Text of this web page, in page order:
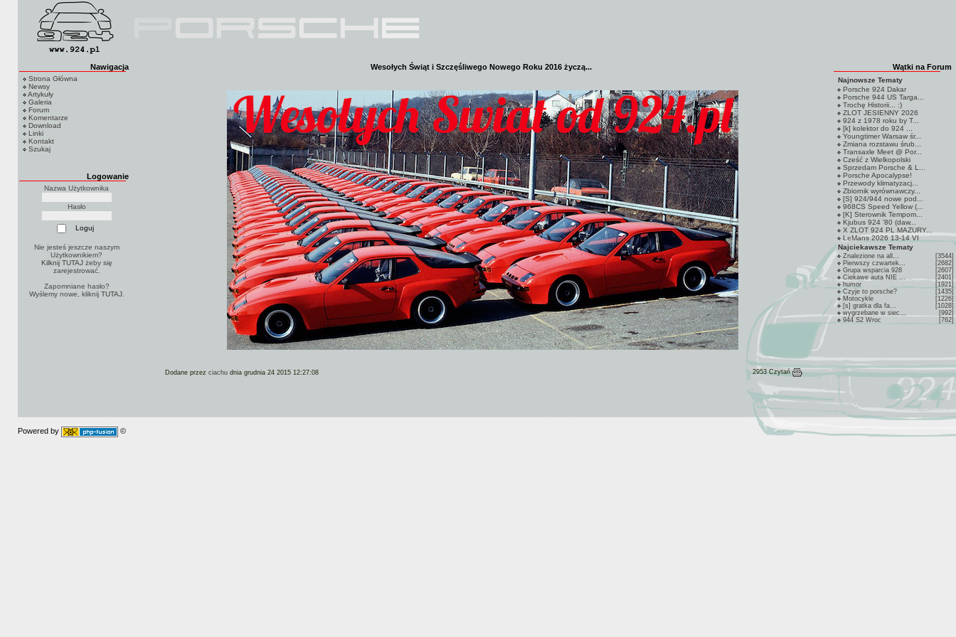
Nawigacja
Strona Główna
Newsy
Artykuły
Galeria
Forum
Komentarze
Download
Linki
Kontakt
Szukaj
Logowanie
Nazwa Użytkownika
Hasło
Nie jesteś jeszcze naszym
Użytkownikiem?
Kilknij TUTAJżeby się
zarejestrować.
Zapomniane hasło?
Wyślemy nowe, kliknij TUTAJ.
Wesołych Świąt i Szczęśliwego Nowego Roku 2016 życzą...
Dodane przez ciachu dnia grudnia 24 2015 12:27:08 2953 Czytań
Wątki na Forum
Najnowsze Tematy
Porsche 924 Dakar
Porsche 944 US Targa...
Trochę Historii... :)
ZLOT JESIENNY 2026
924 z 1978 roku by T...
[k] kolektor do 924 ...
Youngtimer Warsaw śr...
Zmiana rozstawu śrub...
Transaxle Meet @ Por...
Cześć z Wielkopolski
Sprzedam Porsche & L...
Porsche Apocalypse!
Przewody klimatyzacj...
Zbiornik wyrównawczy...
[S] 924/944 nowe pod...
968CS Speed Yellow (...
[K] Sterownik Tempom...
Kjubus 924 '80 (daw...
X ZLOT 924 PL MAZURY...
LeMans 2026 13-14 VI
Najciekawsze Tematy
Znalezione na all...
[3544]
Pierwszy czwartek...
[2682]
Grupa wsparcia 928
[2607]
Ciekawe auta NIE ...
[2401]
humor
[1921]
Czyje to porsche?
[1435]
Motocykle
[1226]
[s] gratka dla fa...
[1028]
wygrzebane w siec...
[992]
944 S2 Wroc
[762]
Powered by ©